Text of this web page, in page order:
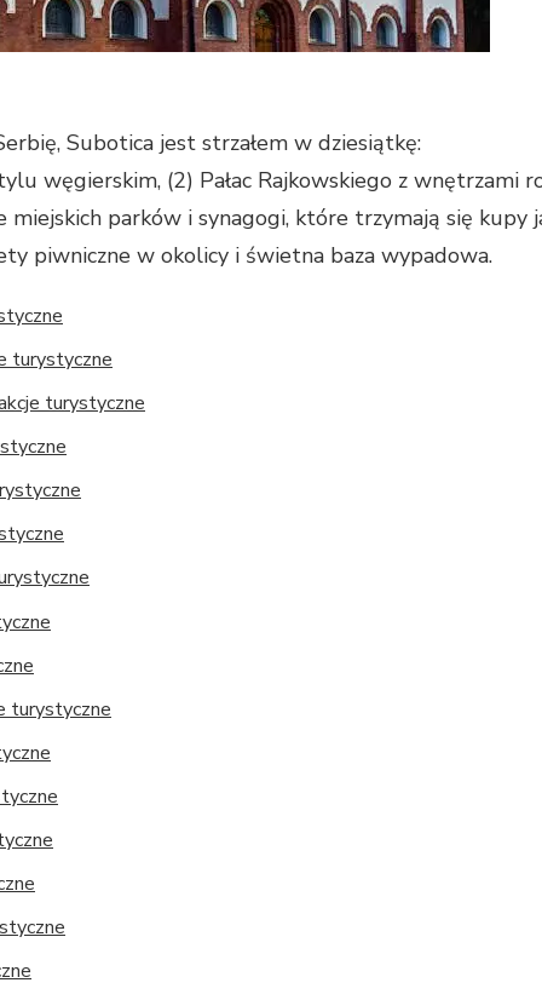
Subotica jest strzałem w dziesiątkę:
węgierskim, (2) Pałac Rajkowskiego z wnętrzami
miejskich parków i synagogi, które trzymają się kupy
piwniczne w okolicy i świetna baza wypadowa.
turystyczne
turystyczne
turystyczne